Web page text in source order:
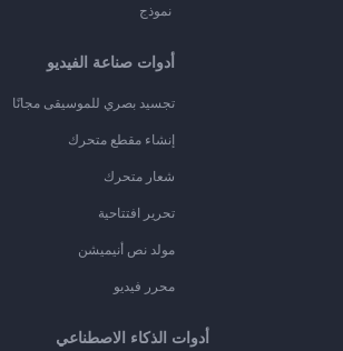
نموذج
أدوات صناعة الفيديو
تجسيد بصري للموسيقى مجانًا
إنشاء مقطع متحرك
شعار متحرك
تحرير افتتاحية
مولد نص أنيميشن
محرر فيديو
أدوات الذكاء الاصطناعي